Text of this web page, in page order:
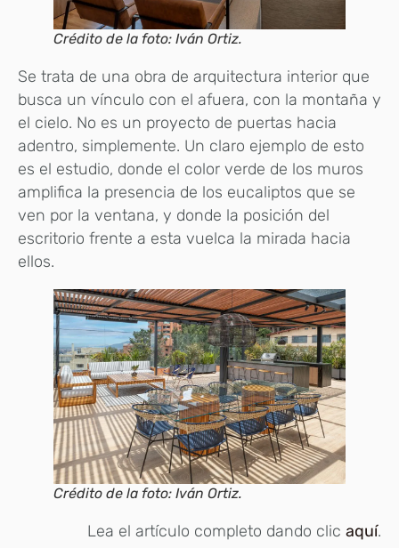
Crédito de la foto: Iván Ortiz.
Se trata de una obra de arquitectura interior que
busca un vínculo con el afuera, con la montaña y
el cielo. No es un proyecto de puertas hacia
adentro, simplemente. Un claro ejemplo de esto
es el estudio, donde el color verde de los muros
amplifica la presencia de los eucaliptos que se
ven por la ventana, y donde la posición del
escritorio frente a esta vuelca la mirada hacia
ellos.
Crédito de la foto: Iván Ortiz.
Lea el artículo completo dando clic aquí.